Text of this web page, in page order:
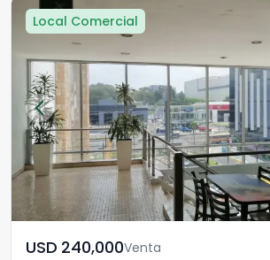
Local Comercial
USD	240,000Venta